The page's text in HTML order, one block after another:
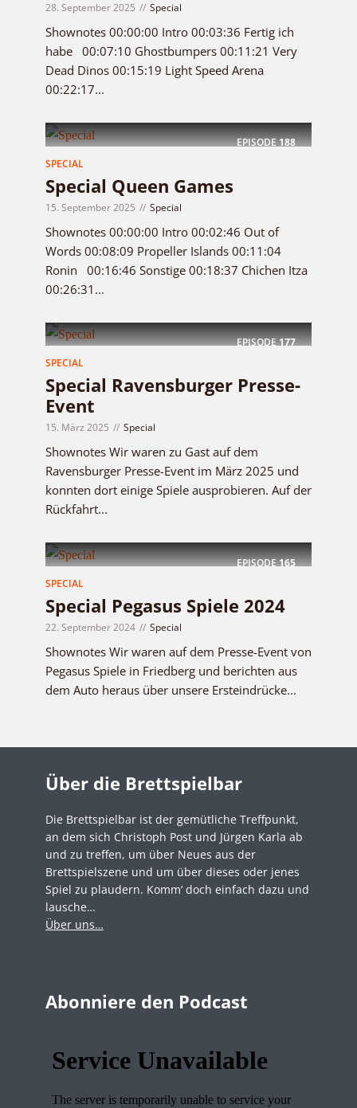
28. September 2025 Special
Shownotes 00:00:00 Intro 00:03:36 Fertig ich
habe 00:07:10 Ghostbumpers 00:11:21 Very
Dead Dinos 00:15:19 Light Speed Arena
00:22:17...
EPISODE188
SPECIAL
Special Queen Games
15. September 2025 Special
Shownotes 00:00:00 Intro 00:02:46 Out of
Words 00:08:09 Propeller Islands 00:11:04
Ronin 00:16:46 Sonstige 00:18:37 Chichen Itza
00:26:31...
EPISODE177
SPECIAL
Special Ravensburger Presse-
Event
15. März 2025 Special
Shownotes Wir waren zu Gast auf dem
Ravensburger Presse-Event im März 2025 und
konnten dort einige Spiele ausprobieren. Auf der
Rückfahrt...
EPISODE165
SPECIAL
Special Pegasus Spiele 2024
22. September 2024 Special
Shownotes Wir waren auf dem Presse-Event von
Pegasus Spiele in Friedberg und berichten aus
dem Auto heraus über unsere Ersteindrücke...
Über die Brettspielbar
Die Brettspielbar ist der gemütliche Treffpunkt,
an dem sich Christoph Post und Jürgen Karla ab
und zu treffen, um über Neues aus der
Brettspielszene und um über dieses oder jenes
Spiel zu plaudern. Komm‘ doch einfach dazu und
lausche…
Über uns…
Abonniere den Podcast